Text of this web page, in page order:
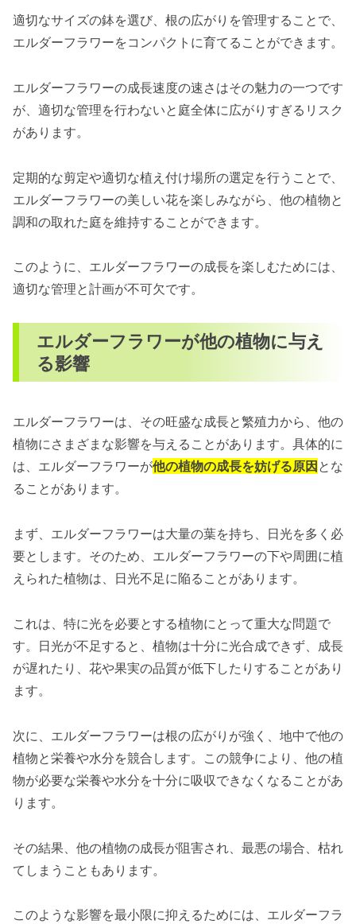
適切なサイズの鉢を選び、根の広がりを管理することで、
エルダーフラワーをコンパクトに育てることができます。
エルダーフラワーの成長速度の速さはその魅力の一つです
が、適切な管理を行わないと庭全体に広がりすぎるリスク
があります。
定期的な剪定や適切な植え付け場所の選定を行うことで、
エルダーフラワーの美しい花を楽しみながら、他の植物と
調和の取れた庭を維持することができます。
このように、エルダーフラワーの成長を楽しむためには、
適切な管理と計画が不可欠です。
エルダーフラワーが他の植物に与え
る影響
エルダーフラワーは、その旺盛な成長と繁殖力から、他の
植物にさまざまな影響を与えることがあります。具体的に
は、エルダーフラワーが他の植物の成長を妨げる原因 とな
ることがあります。
まず、エルダーフラワーは大量の葉を持ち、日光を多く必
要とします。そのため、エルダーフラワーの下や周囲に植
えられた植物は、日光不足に陥ることがあります。
これは、特に光を必要とする植物にとって重大な問題で
す。日光が不足すると、植物は十分に光合成できず、成長
が遅れたり、花や果実の品質が低下したりすることがあり
ます。
次に、エルダーフラワーは根の広がりが強く、地中で他の
植物と栄養や水分を競合します。この競争により、他の植
物が必要な栄養や水分を十分に吸収できなくなることがあ
ります。
その結果、他の植物の成長が阻害され、最悪の場合、枯れ
てしまうこともあります。
このような影響を最小限に抑えるためには、エルダーフラ